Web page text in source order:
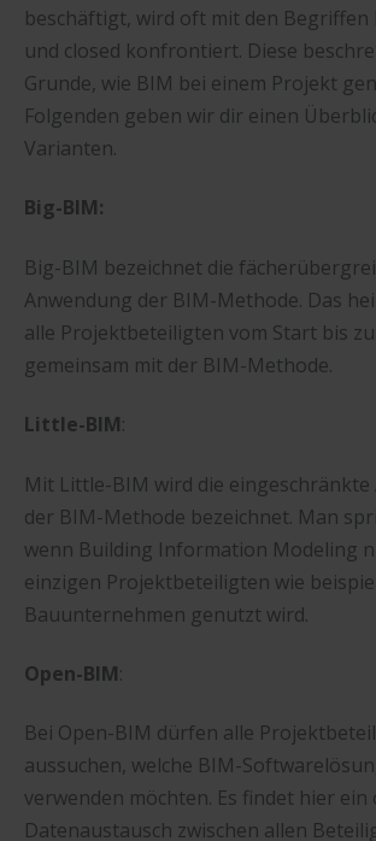
beschäftigt, wird oft mit den Begriffen
und closed konfrontiert. Diese
Grunde, wie BIM bei einem Projekt
Folgenden geben wir dir einen
Varianten.
Big-BIM:
Big-BIM bezeichnet die
Anwendung der BIM-Methode. Das
alle Projektbeteiligten vom Start bis
gemeinsam mit der BIM-Methode.
Little-BIM:
Mit Little-BIM wird die eingeschränkte
der BIM-Methode bezeichnet. Man
wenn Building Information Modeling
einzigen Projektbeteiligten wie
Bauunternehmen genutzt wird.
Open-BIM:
Bei Open-BIM dürfen alle
aussuchen, welche BIM-
verwenden möchten. Es findet hier ein
Datenaustausch zwischen allen